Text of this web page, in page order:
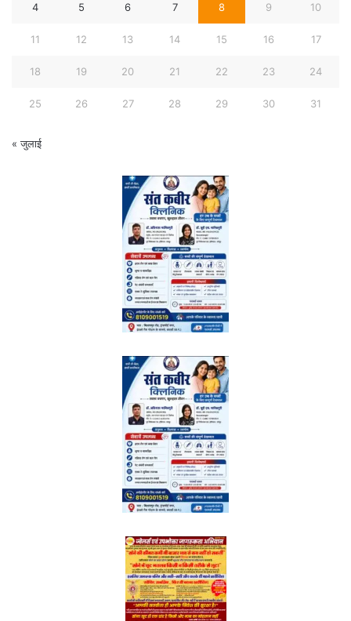
4 5 6 7 8 9 10
11 12 13 14 15 16 17
18 19 20 21 22 23 24
25 26 27 28 29 30 31
« जुलाई